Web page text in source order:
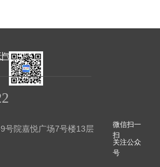
号院嘉悦广场7号楼13层
微信扫一
扫
关注公众
号